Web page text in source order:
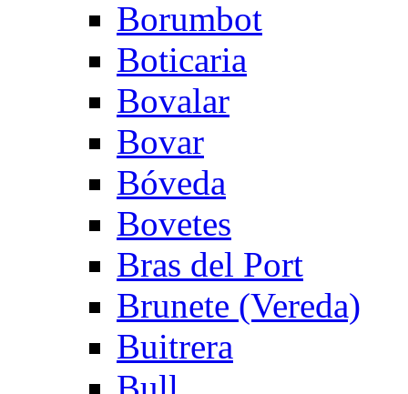
Borumbot
Boticaria
Bovalar
Bovar
Bóveda
Bovetes
Bras del Port
Brunete (Vereda)
Buitrera